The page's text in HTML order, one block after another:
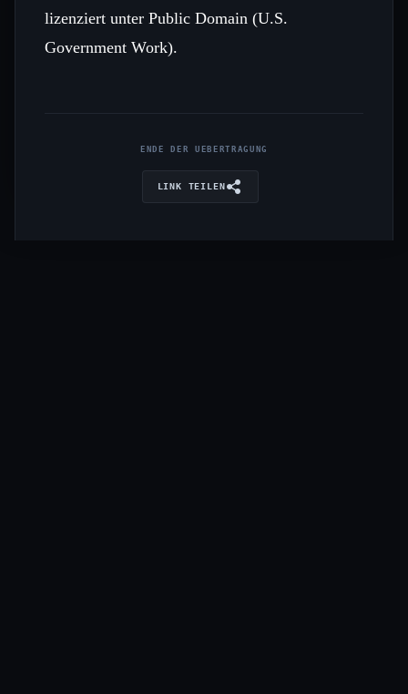
lizenziert unter Public Domain (U.S.
Government Work).
ENDE DER UEBERTRAGUNG
LINK TEILEN